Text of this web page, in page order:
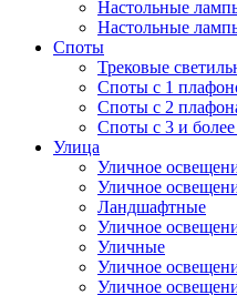
Настольные
Настольные
Споты
Трековые
Споты с 1
Споты с 2
Споты с 3 и
Улица
Уличное
Уличное
Ландшафтные
Уличное
Уличные
Уличное
Уличное